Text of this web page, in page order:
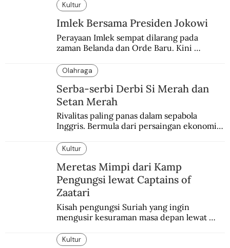
Kultur
Imlek Bersama Presiden Jokowi
Perayaan Imlek sempat dilarang pada
zaman Belanda dan Orde Baru. Kini
Olahraga
Serba-serbi Derbi Si Merah dan
Setan Merah
Rivalitas paling panas dalam sepabola
Inggris. Bermula dari persaingan ekonomi
Kultur
Meretas Mimpi dari Kamp
Pengungsi lewat Captains of
Zaatari
Kisah pengungsi Suriah yang ingin
mengusir kesuraman masa depan lewat
humanis.
Kultur